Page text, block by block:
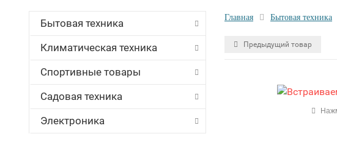
Бытовая техника
Климатическая техника
Спортивные товары
Садовая техника
Электроника
Главная Бытовая техника
Предыдущий товар